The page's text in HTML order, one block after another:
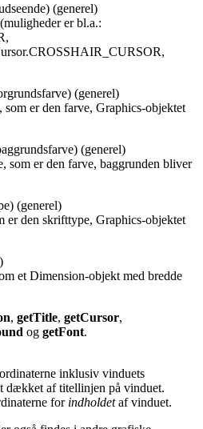
(generel)
er bl.a.:
(generel)
er den farve, Graphics-objektet
(generel)
som er den farve, baggrunden bliver
(generel)
er den skrifttype, Graphics-objektet
et Dimension-objekt med bredde
, getTitle, getCursor,
og getFont.
inklusiv vinduets
dækket af titellinjen på vinduet.
for indholdetaf vinduet.